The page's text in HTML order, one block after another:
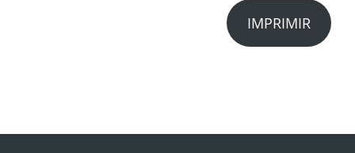
IMPRIMIR